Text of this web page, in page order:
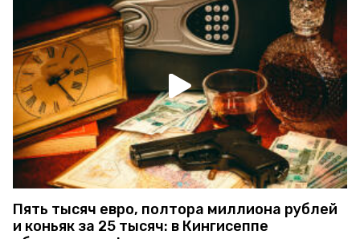
Пять тысяч евро, полтора миллиона рублей
и коньяк за 25 тысяч: в Кингисеппе